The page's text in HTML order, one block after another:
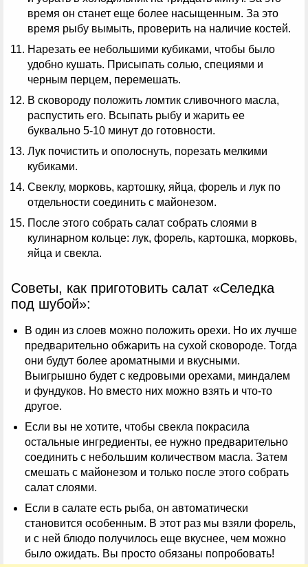
время он станет еще более насыщенным. За это
время рыбу вымыть, проверить на наличие костей.
Нарезать ее небольшими кубиками, чтобы было
удобно кушать. Присыпать солью, специями и
черным перцем, перемешать.
В сковороду положить ломтик сливочного масла,
распустить его. Всыпать рыбу и жарить ее
буквально 5-10 минут до готовности.
Лук почистить и ополоснуть, порезать мелкими
кубиками.
Свеклу, морковь, картошку, яйца, форель и лук по
отдельности соединить с майонезом.
После этого собрать салат собрать слоями в
кулинарном кольце: лук, форель, картошка, морковь,
яйца и свекла.
Советы, как приготовить салат «Селедка
под шубой»:
В один из слоев можно положить орехи. Но их лучше
предварительно обжарить на сухой сковороде. Тогда
они будут более ароматными и вкусными.
Выигрышно будет с кедровыми орехами, миндалем
и фундуков. Но вместо них можно взять и что-то
другое.
Если вы не хотите, чтобы свекла покрасила
остальные ингредиенты, ее нужно предварительно
соединить с небольшим количеством масла. Затем
смешать с майонезом и только после этого собрать
салат слоями.
Если в салате есть рыба, он автоматически
становится особенным. В этот раз мы взяли форель,
и с ней блюдо получилось еще вкуснее, чем можно
было ожидать. Вы просто обязаны попробовать!